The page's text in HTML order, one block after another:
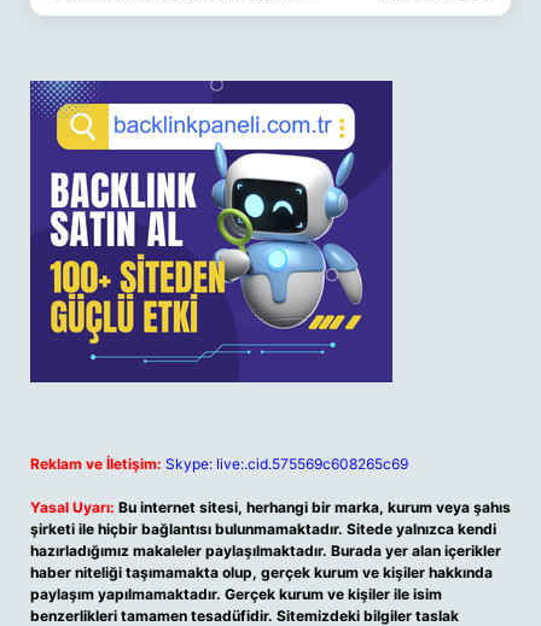
Reklam ve İletişim: Skype: live:.cid.575569c608265c69
Yasal Uyarı: Bu internet sitesi, herhangi bir marka, kurum veya şahıs
şirketi ile hiçbir bağlantısı bulunmamaktadır. Sitede yalnızca kendi
hazırladığımız makaleler paylaşılmaktadır. Burada yer alan içerikler
haber niteliği taşımamakta olup, gerçek kurum ve kişiler hakkında
paylaşım yapılmamaktadır. Gerçek kurum ve kişiler ile isim
benzerlikleri tamamen tesadüfidir. Sitemizdeki bilgiler taslak